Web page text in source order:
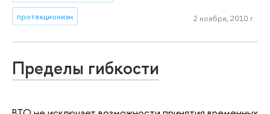
протекционизм 2 ноября, 2010 г.
Пределы гибкости